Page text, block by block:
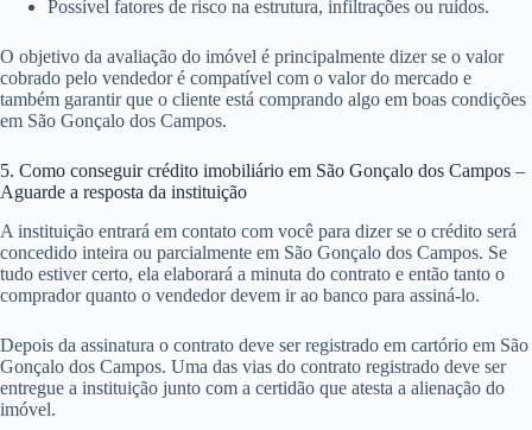
Possível fatores de risco na estrutura, infiltrações ou ruídos.
O objetivo da avaliação do imóvel é principalmente dizer se o valor
cobrado pelo vendedor é compatível com o valor do mercado e
também garantir que o cliente está comprando algo em boas condições
em São Gonçalo dos Campos.
5. Como conseguir crédito imobiliário em São Gonçalo dos Campos –
Aguarde a resposta da instituição
A instituição entrará em contato com você para dizer se o crédito será
concedido inteira ou parcialmente em São Gonçalo dos Campos. Se
tudo estiver certo, ela elaborará a minuta do contrato e então tanto o
comprador quanto o vendedor devem ir ao banco para assiná-lo.
Depois da assinatura o contrato deve ser registrado em cartório em São
Gonçalo dos Campos. Uma das vias do contrato registrado deve ser
entregue a instituição junto com a certidão que atesta a alienação do
imóvel.